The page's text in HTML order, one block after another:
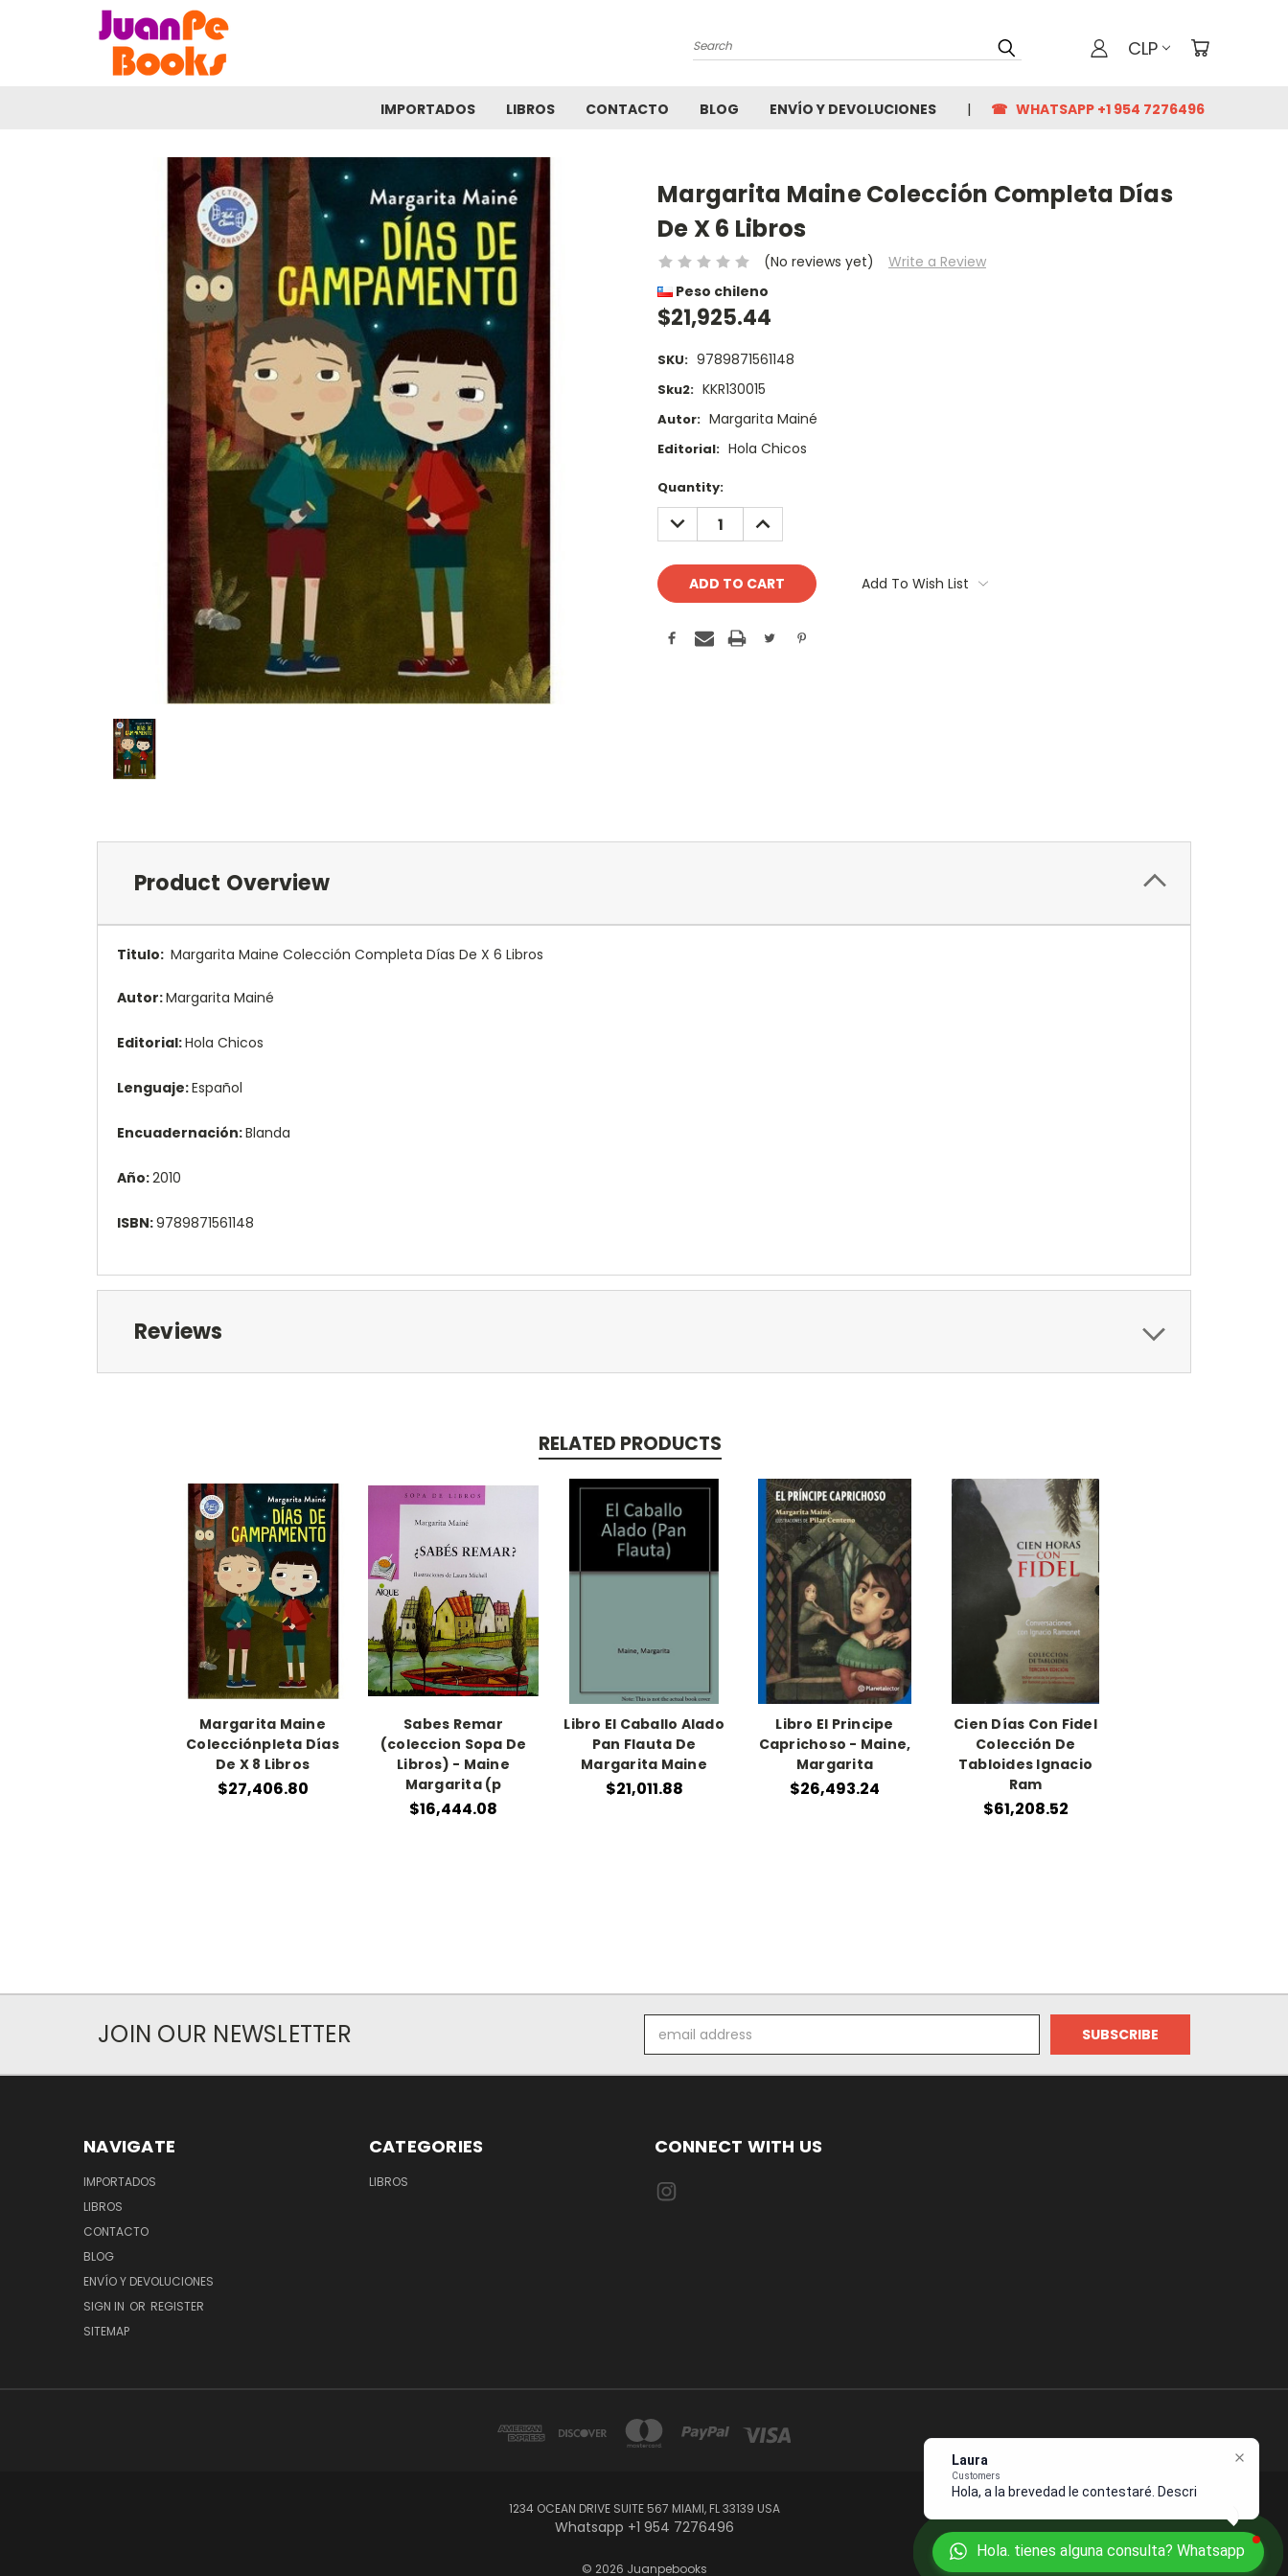
Search CLP
IMPORTADOS LIBROS CONTACTO BLOG ENVÍO Y DEVOLUCIONES ☎ WHATSAPP +1 954 7276496
Margarita Maine Colección Completa Días
De X 6 Libros
(No reviews yet)
Write a Review
Peso chileno
$21,925.44
SKU: 9789871561148
Sku2: KKR130015
Autor: Margarita Mainé
Editorial: Hola Chicos
Current
Stock:
Quantity:
DECREASE
QUANTITY:
INCREASE
QUANTITY:
Add To Wish List
Product Overview
Titulo: Margarita Maine Colección Completa Días De X 6 Libros
Autor:Margarita Mainé
Editorial:Hola Chicos
Lenguaje:Español
Encuadernación:Blanda
Año:2010
ISBN:9789871561148
Reviews
RELATED PRODUCTS
Margarita Maine
Colecciónpleta Días
De X 8 Libros
$27,406.80
Sabes Remar
(coleccion Sopa De
Libros) - Maine
Margarita (p
$16,444.08
Libro El Caballo Alado
Pan Flauta De
Margarita Maine
$21,011.88
Libro El Principe
Caprichoso - Maine,
Margarita
$26,493.24
Cien Días Con Fidel
Colección De
Tabloides Ignacio
Ram
$61,208.52
JOIN OUR NEWSLETTER
Address
NAVIGATE
IMPORTADOS
LIBROS
CONTACTO
BLOG
ENVÍO Y DEVOLUCIONES
SIGN IN OR REGISTER
SITEMAP
CATEGORIES
LIBROS
CONNECT WITH US
1234 OCEAN DRIVE SUITE 567 MIAMI, FL 33139 USA
Whatsapp +1 954 7276496
© 2026 Juanpebooks